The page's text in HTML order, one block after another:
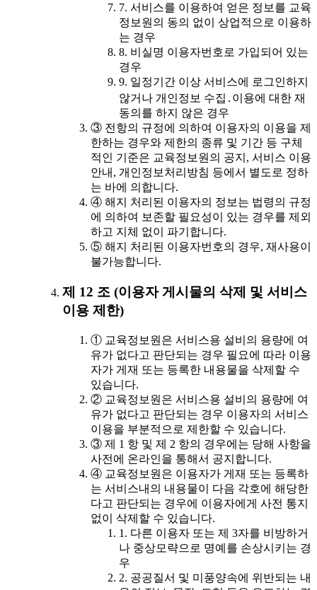
7. 서비스를 이용하여 얻은 정보를 교육
정보원의 동의 없이 상업적으로 이용하
는 경우
8. 비실명 이용자번호로 가입되어 있는
경우
9. 일정기간 이상 서비스에 로그인하지
않거나 개인정보 수집․이용에 대한 재
동의를 하지 않은 경우
③ 전항의 규정에 의하여 이용자의 이용을 제
한하는 경우와 제한의 종류 및 기간 등 구체
적인 기준은 교육정보원의 공지, 서비스 이용
안내, 개인정보처리방침 등에서 별도로 정하
는 바에 의합니다.
④ 해지 처리된 이용자의 정보는 법령의 규정
에 의하여 보존할 필요성이 있는 경우를 제외
하고 지체 없이 파기합니다.
⑤ 해지 처리된 이용자번호의 경우, 재사용이
불가능합니다.
제 12 조 (이용자 게시물의 삭제 및 서비스
이용 제한)
① 교육정보원은 서비스용 설비의 용량에 여
유가 없다고 판단되는 경우 필요에 따라 이용
자가 게재 또는 등록한 내용물을 삭제할 수
있습니다.
② 교육정보원은 서비스용 설비의 용량에 여
유가 없다고 판단되는 경우 이용자의 서비스
이용을 부분적으로 제한할 수 있습니다.
③ 제 1 항 및 제 2 항의 경우에는 당해 사항을
사전에 온라인을 통해서 공지합니다.
④ 교육정보원은 이용자가 게재 또는 등록하
는 서비스내의 내용물이 다음 각호에 해당한
다고 판단되는 경우에 이용자에게 사전 통지
없이 삭제할 수 있습니다.
1. 다른 이용자 또는 제 3자를 비방하거
나 중상모략으로 명예를 손상시키는 경
우
2. 공공질서 및 미풍양속에 위반되는 내